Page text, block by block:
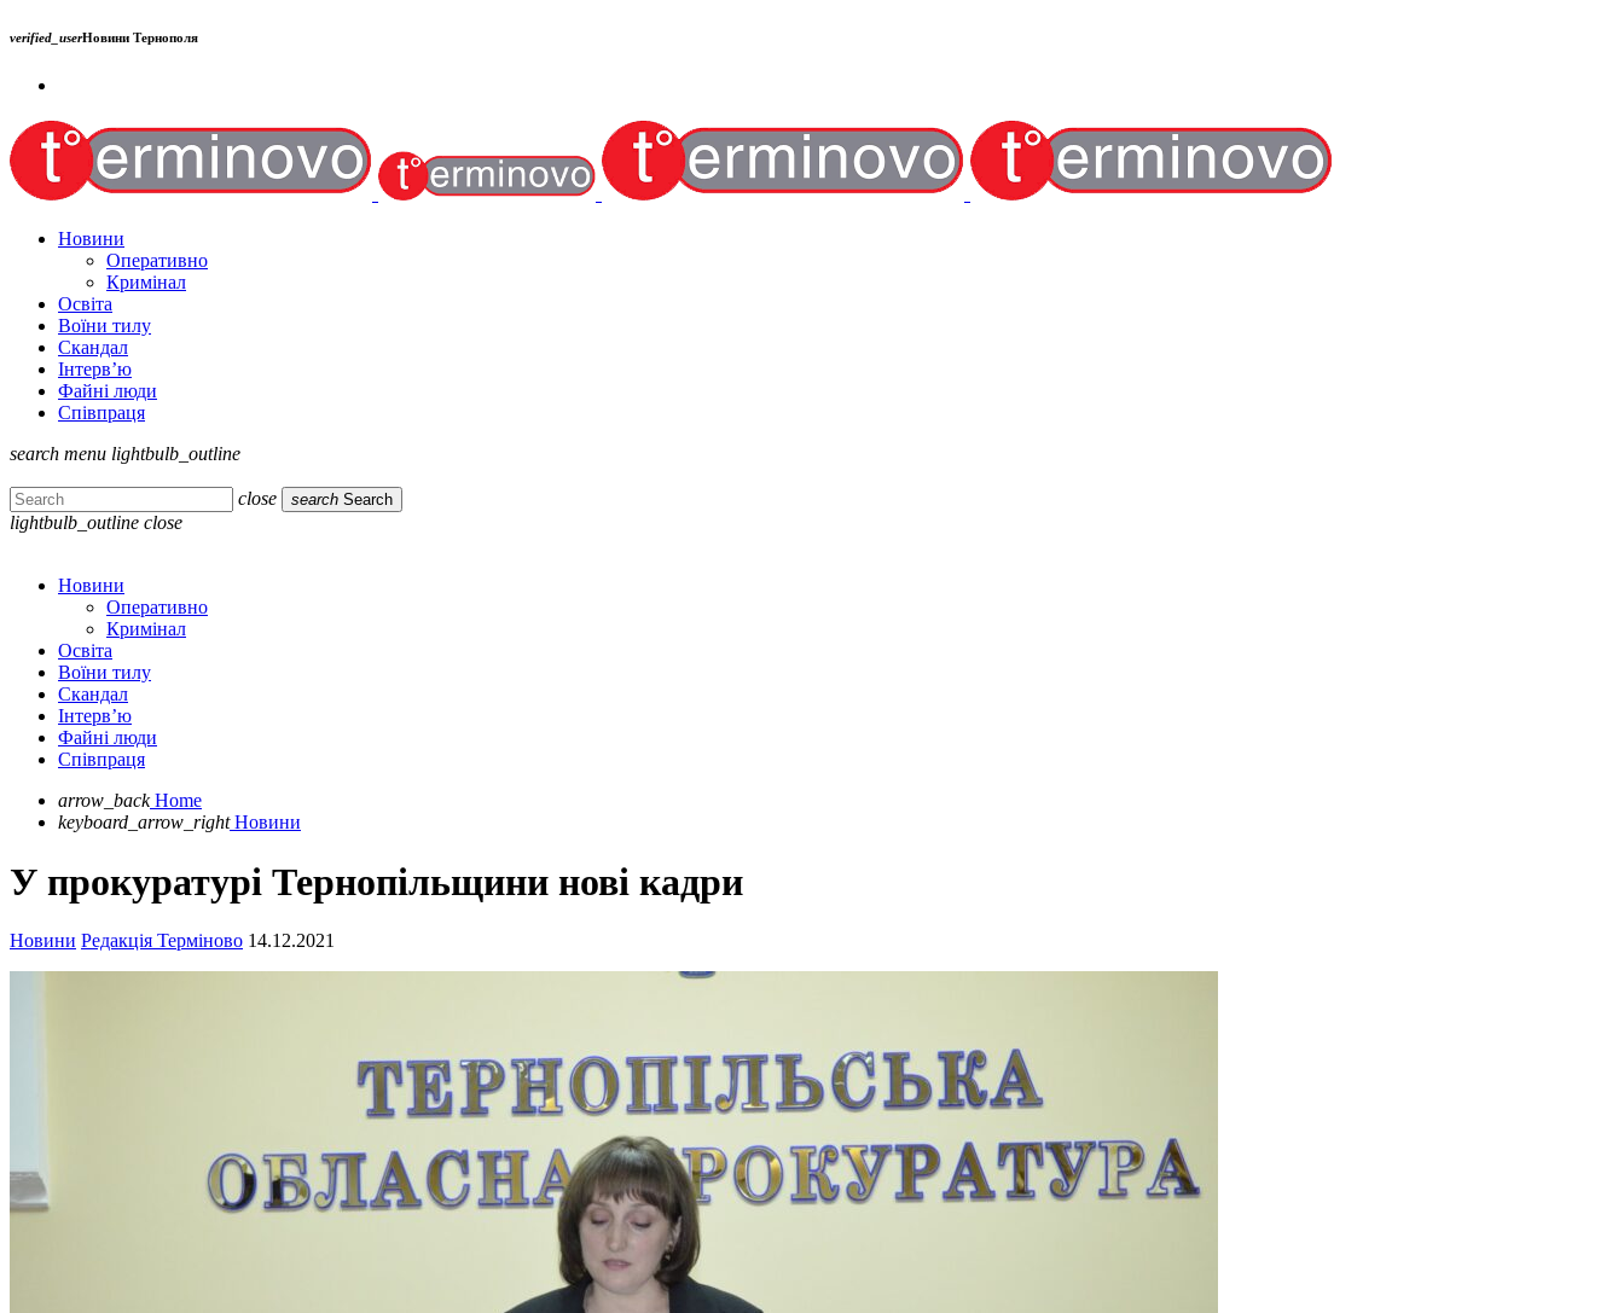
verified_userНовини Тернополя
Новини
Оперативно
Кримінал
Освіта
Воїни тилу
Скандал
Інтерв’ю
Файні люди
Співпраця
search menu lightbulb_outline
close search Search
lightbulb_outline close
Новини
Оперативно
Кримінал
Освіта
Воїни тилу
Скандал
Інтерв’ю
Файні люди
Співпраця
arrow_back Home
keyboard_arrow_right Новини
У прокуратурі Тернопільщини нові кадри
Новини Редакція Терміново 14.12.2021